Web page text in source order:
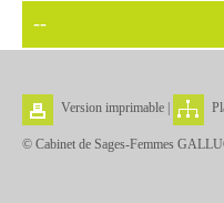
--
Version imprimable
© Cabinet de Sages-Femmes